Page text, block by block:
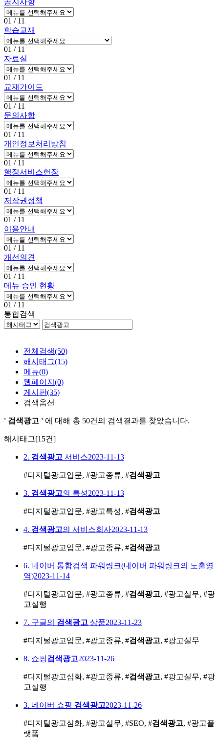
01 / 11
학습교재
01 / 11
자료실
01 / 11
교재가이드
01 / 11
문의사항
01 / 11
개인정보처리방침
01 / 11
행정서비스헌장
01 / 11
저작권정책
01 / 11
이용안내
01 / 11
개선의견
01 / 11
메뉴 승인 현황
01 / 11
통합검색
전체검색(50)
해시태그(15)
메뉴(0)
웹페이지 (0)
게시판(35)
검색옵션
' 검색광고 ' 에 대해 총 50건 의 검색결과를 찾았습니다.
해시태그[15건]
2. 검색광고 서비스2023-11-13
#디지털광고입문, #광고종류, #검색광고
3. 검색광고의 특성2023-11-13
#디지털광고입문, #광고특성, #검색광고
4. 검색광고의 서비스회사2023-11-13
#디지털광고입문, #광고종류, #검색광고
6. 네이버 통합검색 파워링크(네이버 파워링크의 노출영
역)2023-11-14
#디지털광고입문, #광고종류, #검색광고, #광고실무, #광
고실행
7. 구글의 검색광고 상품2023-11-23
#디지털광고입문, #광고종류, #검색광고, #광고실무
8. 쇼핑검색광고2023-11-26
#디지털광고심화, #광고종류, #검색광고, #광고실무, #광
고실행
3. 네이버 쇼핑 검색광고2023-11-26
#디지털광고심화, #광고실무, #SEO, #검색광고, #광고플
랫폼